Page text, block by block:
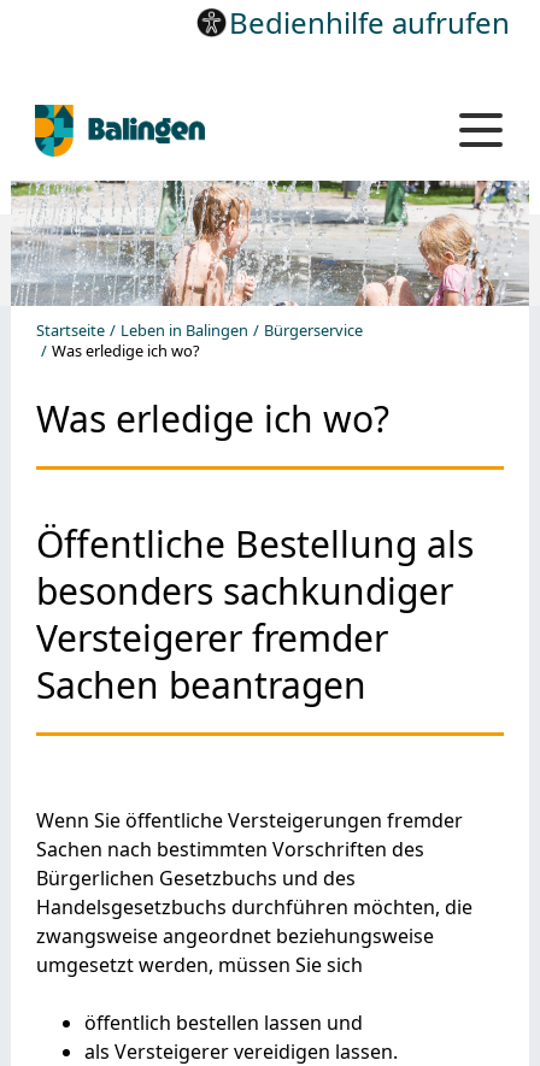
Bedienhilfe aufrufen
Startseite Leben in Balingen
Bürgerservice
Was erledige ich wo?
Was erledige ich wo?
Öffentliche Bestellung als
besonders sachkundiger
Versteigerer fremder
Sachen beantragen
Wenn Sie öffentliche Versteigerungen fremder
Sachen nach bestimmten Vorschriften des
Bürgerlichen Gesetzbuchs und des
Handelsgesetzbuchs durchführen möchten, die
zwangsweise angeordnet beziehungsweise
umgesetzt werden, müssen Sie sich
öffentlich bestellen lassen und
als Versteigerer vereidigen lassen.